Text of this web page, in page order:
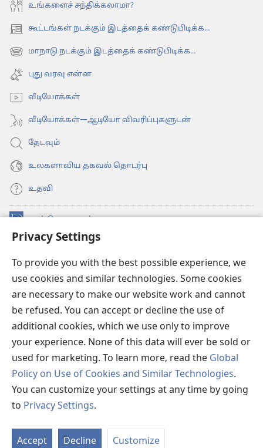
Privacy Settings
To provide you with the best possible experience, we
use cookies and similar technologies. Some cookies
are necessary to make our website work and cannot
be refused. You can accept or decline the use of
additional cookies, which we use only to improve
your experience. None of this data will ever be sold or
used for marketing. To learn more, read the Global
Policy on Use of Cookies and Similar Technologies.
You can customize your settings at any time by going
to Privacy Settings.
Accept Decline Customize
உங்களைச் சந்திக்கலாமா?
கூட்டங்கள் நடக்கும் இடத்தைக் கண்டுபிடிக்க...
(opens
new மாநாடு நடக்கும் இடத்தைக் கண்டுபிடிக்க...
(opens
new
window)
புது வரவு என்ன
வீடியோக்கள்
வீடியோக்கள்—ஆடியோ விவரிப்புகளுடன்
தேடவும்
உலகளாவிய தகவல் தொடர்பு
உதவி
நன்கொடைகள்
new
(opens
JW Hub®
window)JW லைப்ரரி
உவாட்ச்டவர் லைப்ரரி
Copyright© 2026 Watch Tower Bible and Tract Society of Pennsylvania.